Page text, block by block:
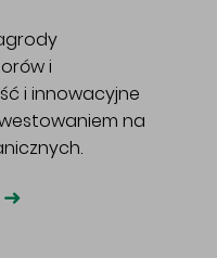
i
i innowacyjne
na
➜